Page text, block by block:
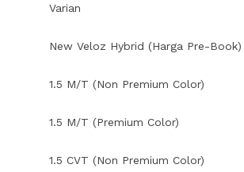
Varian
New Veloz Hybrid (Harga Pre-Book)
1.5 M/T (Non Premium Color)
1.5 M/T (Premium Color)
1.5 CVT (Non Premium Color)